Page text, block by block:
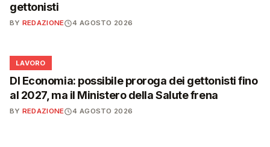
gettonisti
BY REDAZIONE 4 AGOSTO 2026
💼
LAVORO
Dl Economia: possibile proroga dei gettonisti fino
al 2027, ma il Ministero della Salute frena
BY REDAZIONE 4 AGOSTO 2026